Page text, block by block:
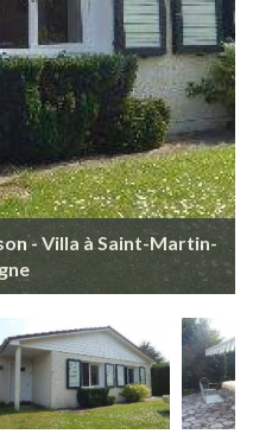
- Villa à Saint-Martin-